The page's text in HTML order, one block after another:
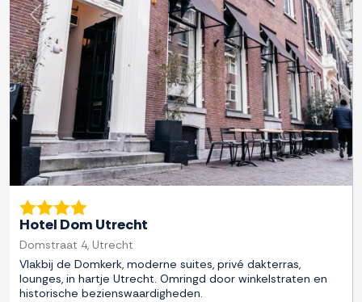
Previous Next
Hotel Dom Utrecht
Domstraat 4, Utrecht
Vlakbij de Domkerk, moderne suites, privé dakterras,
lounges, in hartje Utrecht. Omringd door winkelstraten en
historische bezienswaardigheden.